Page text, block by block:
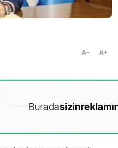
A A
Buradasizin